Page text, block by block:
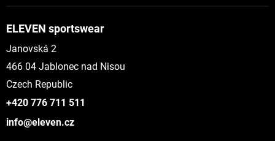
ELEVEN sportswear
Janovská 2
466 04 Jablonec nad Nisou
Czech Republic
+420 776 711 511
info@eleven.cz